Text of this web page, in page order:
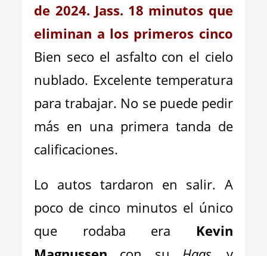
de 2024. Jass. 18 minutos que
eliminan a los primeros cinco
Bien seco el asfalto con el cielo
nublado. Excelente temperatura
para trabajar. No se puede pedir
más en una primera tanda de
calificaciones.
Lo autos tardaron en salir. A
poco de cinco minutos el único
que rodaba era Kevin